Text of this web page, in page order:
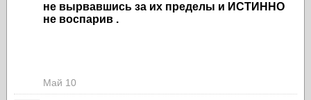
не вырвавшись за их пределы и ИСТИННО
не воспарив .
Май 10